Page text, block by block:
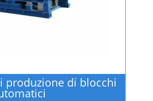
produzione di blocchi